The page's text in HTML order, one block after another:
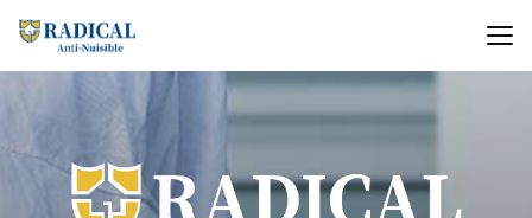
au
contenu
principal